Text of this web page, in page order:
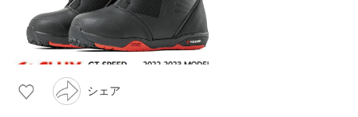
シェア